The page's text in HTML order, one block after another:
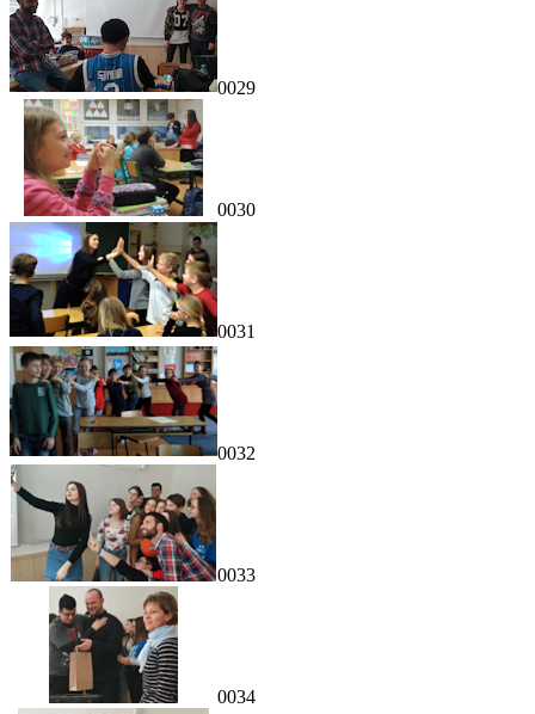
0029
0030
0031
0032
0033
0034